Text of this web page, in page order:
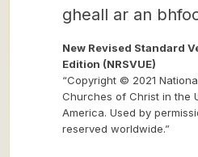
gheall ar an
New Revised Standard
Edition (NRSVUE)
“Copyright © 2021
Churches of Christ in the
America. Used by
reserved worldwide.”